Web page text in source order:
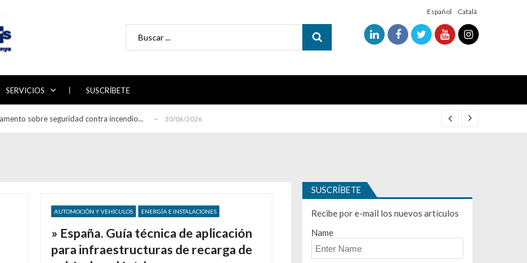
Español Català
SERVICIOS SUSCRÍBETE
directrices para la auditoría de sistemas ... 29/06/2026
sobre seguridad contra incendio... 30/06/2026
2026-2030 del Plan Nacional de Adaptac...
de la línea de alimentación en la rec...
sobre seguridad contra incendio... 30/06/2026
AUTOMOCIÓN Y VEHÍCULOS ENERGÍA E INSTALACIONES
» España. Guía técnica de aplicación
para infraestructuras de recarga de
SUSCRÍBETE
Recibe por e-mail los nuevos artículos
Name